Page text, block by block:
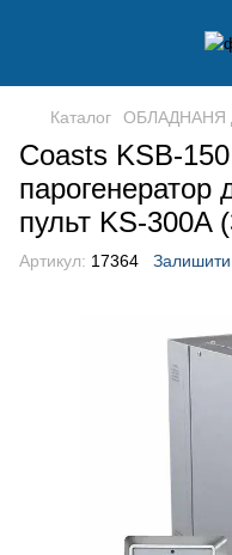
Каталог ОБЛАДНАНЯ
Coasts KSB-
парогенератор
пульт KS-300A
Артикул: 17364 Залишити